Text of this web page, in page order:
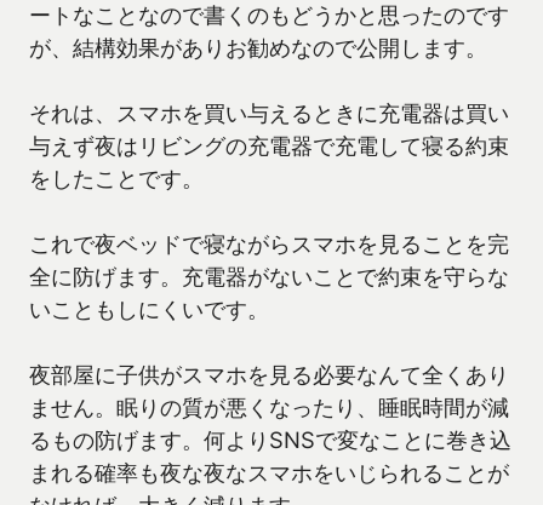
ートなことなので書くのもどうかと思ったのです
が、結構効果がありお勧めなので公開します。
それは、スマホを買い与えるときに充電器は買い
与えず夜はリビングの充電器で充電して寝る約束
をしたことです。
これで夜ベッドで寝ながらスマホを見ることを完
全に防げます。充電器がないことで約束を守らな
いこともしにくいです。
夜部屋に子供がスマホを見る必要なんて全くあり
ません。眠りの質が悪くなったり、睡眠時間が減
るもの防げます。何よりSNSで変なことに巻き込
まれる確率も夜な夜なスマホをいじられることが